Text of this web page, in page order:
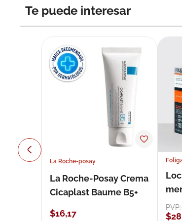
Te puede interesar
La Roche-posay
La Roche-Posay Crema
Cicaplast Baume B5+
$16,17 $28